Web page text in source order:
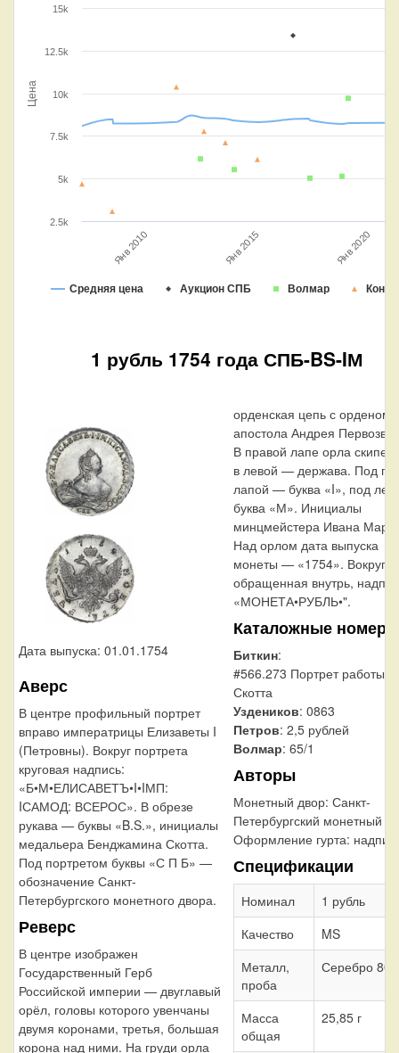
Цена
Средняя цена Аукцион СПБ Волмар
Янв 2010 Янв 2020
Янв 2015
2.5k
5k
7.5k
10k
12.5k
15k
1 рубль 1754 года СПБ-BS-IМ
Дата выпуска: 01.01.1754
Аверс
В центре профильный портрет
вправо императрицы Елизаветы I
(Петровны). Вокруг портрета
круговая надпись:
«Б•М•ЕЛИСАВЕТЪ•I•IМП:
IСАМОД: ВСЕРОС». В обрезе
рукава — буквы «B.S.», инициалы
медальера Бенджамина Скотта.
Под портретом буквы «С П Б» —
обозначение Санкт-
Петербургского монетного двора.
Реверс
В центре изображен
Государственный Герб
Российской империи — двуглавый
орёл, головы которого увенчаны
двумя коронами, третья, большая
корона над ними. На груди орла
орденская цепь с орденом
апостола Андрея
В правой лапе орла
в левой — держава. Под
лапой — буква «I», под
буква «М». Инициалы
минцмейстера Ивана
Над орлом дата выпуска
монеты — «1754». Вокруг
обращенная внутрь,
«МОНЕТА•РУБЛЬ•".
Каталожные номера
Биткин:
#566.273 Портрет работы Б.
Скотта
Уздеников: 0863
Петров: 2,5 рублей
Волмар: 65/1
Авторы
Монетный двор: Санкт-
Петербургский монетный
Оформление гурта:
Спецификации
Номинал
1 рубль
Качество
MS
Металл,
проба
Серебро 802
Масса
общая
25,85 г